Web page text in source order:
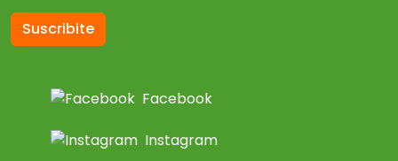
Suscribite
Facebook
Instagram